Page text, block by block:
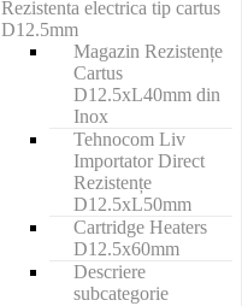
Rezistenta electrica tip cartus
D12.5mm
Magazin Rezistențe
Cartus
D12.5xL40mm din
Inox
Tehnocom Liv
Importator Direct
Rezistențe
D12.5xL50mm
Cartridge Heaters
D12.5x60mm
Descriere
subcategorie